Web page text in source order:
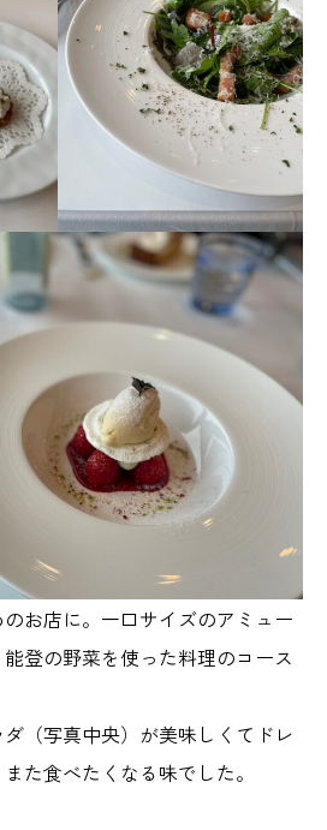
お店に。一口サイズのアミュー
登の野菜を使った料理のコース
（写真中央）が美味しくてドレ
た食べたくなる味でした。